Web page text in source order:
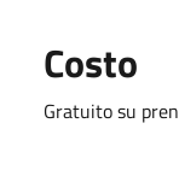
Costo
Gratuito su